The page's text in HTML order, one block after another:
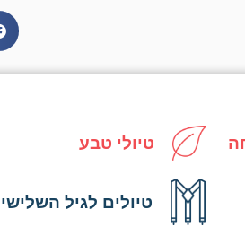
טיולי טבע
טיולים לגיל השלישי